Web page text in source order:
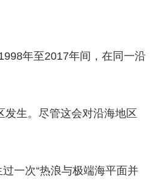
亚冬会
术 汽车 数智 5G 产业+
年至2017年间，在同一沿
生。尽管这会对沿海地区
一次“热浪与极端海平面并